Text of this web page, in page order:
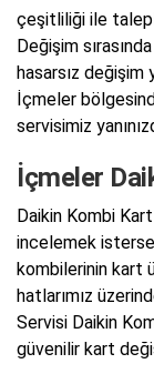
çeşitliliği ile
Değişim
hasarsız değişim
İçmeler
servisimiz
İçmeler
Daikin Kombi
incelemek
kombilerinin kart
hatlarımız
Servisi Daikin
güvenilir kart